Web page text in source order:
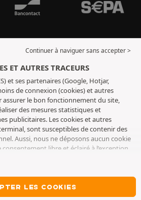
Continuer à naviguer sans accepter >
ET AUTRES TRACEURS
et ses partenaires (Google, Hotjar,
de connexion (cookies) et autres
le bon fonctionnement du site,
des mesures statistiques et
publicitaires. Les cookies et autres
sont susceptibles de contenir des
Aussi, nous ne déposons aucun cookie
libre et éclairé à l’exception
6 mois. Vous pouvez retirer votre
en vous rendant sur lapage cookies et
choisir de continuer à naviguer sans
ou autres traceurs. Le refus ne fait pas
LES COOKIES